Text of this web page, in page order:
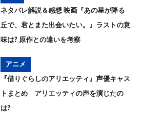
ネタバレ解説＆感想 映画『あの星が降る
丘で、君とまた出会いたい。』ラストの意
味は? 原作との違いを考察
アニメ
『借りぐらしのアリエッティ』声優キャス
トまとめ アリエッティの声を演じたの
は?